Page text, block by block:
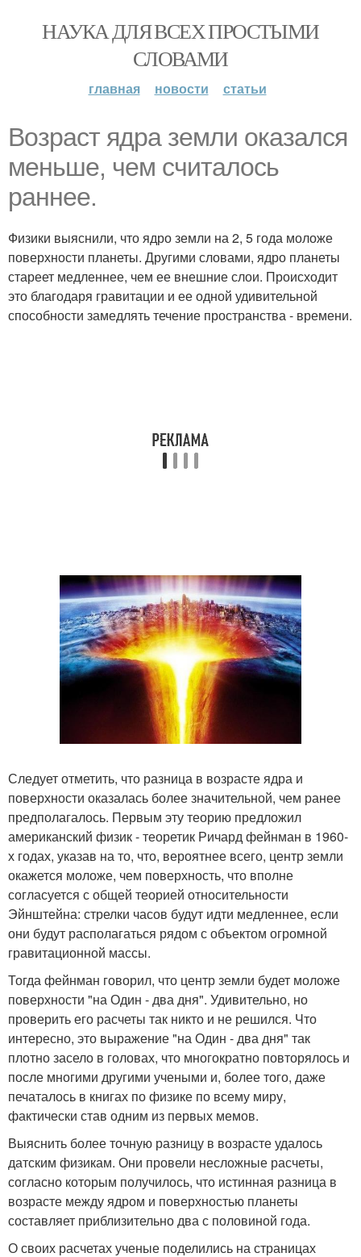
НАУКА ДЛЯ ВСЕХ ПРОСТЫМИ
СЛОВАМИ
главная новости статьи
Возраст ядра земли оказался
меньше, чем считалось
раннее.
Физики выяснили, что ядро земли на 2, 5 года моложе
поверхности планеты. Другими словами, ядро планеты
стареет медленнее, чем ее внешние слои. Происходит
это благодаря гравитации и ее одной удивительной
способности замедлять течение пространства - времени.
Следует отметить, что разница в возрасте ядра и
поверхности оказалась более значительной, чем ранее
предполагалось. Первым эту теорию предложил
американский физик - теоретик Ричард фейнман в 1960-
х годах, указав на то, что, вероятнее всего, центр земли
окажется моложе, чем поверхность, что вполне
согласуется с общей теорией относительности
Эйнштейна: стрелки часов будут идти медленнее, если
они будут располагаться рядом с объектом огромной
гравитационной массы.
Тогда фейнман говорил, что центр земли будет моложе
поверхности "на Один - два дня". Удивительно, но
проверить его расчеты так никто и не решился. Что
интересно, это выражение "на Один - два дня" так
плотно засело в головах, что многократно повторялось и
после многими другими учеными и, более того, даже
печаталось в книгах по физике по всему миру,
фактически став одним из первых мемов.
Выяснить более точную разницу в возрасте удалось
датским физикам. Они провели несложные расчеты,
согласно которым получилось, что истинная разница в
возрасте между ядром и поверхностью планеты
составляет приблизительно два с половиной года.
О своих расчетах ученые поделились на страницах